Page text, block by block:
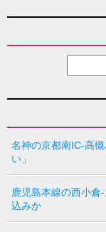
名神の京都南IC-高
い」
鹿児島本線の西小倉
込みか